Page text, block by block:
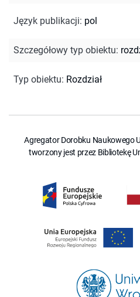
Język publikacji: pol
Szczegółowy typ obiektu:
Typ obiektu: Rozdział
Agregator Dorobku Naukowego
tworzony jest przez Bibliotekę